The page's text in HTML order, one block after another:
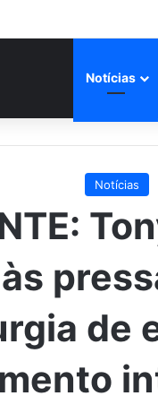
Notícias
Notícias
de